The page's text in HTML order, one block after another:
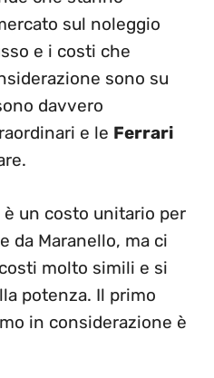
sul noleggio
e i costi che
sono su
davvero
e le Ferrari
un costo unitario per
da Maranello, ma ci
molto simili e si
potenza. Il primo
in considerazione è